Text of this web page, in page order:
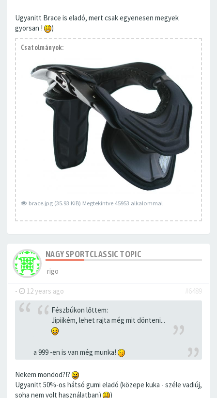
Ugyanitt Brace is eladó, mert csak egyenesen megyek
gyorsan !
)
Csatolmányok:
brace.jpg (35.93 KiB) Megtekintve 45953 alkalommal
NAGY SPORTCLASSIC TOPIC
rigo
- 12 years ago #6489
Fészbúkon lőttem:
Jipiikém, lehet rajta még mit dönteni...
a 999 -en is van még munka!
Nekem mondod?!?
Ugyanitt 50%-os hátsó gumi eladó (közepe kuka - széle vadiúj,
soha nem volt használatban)
)